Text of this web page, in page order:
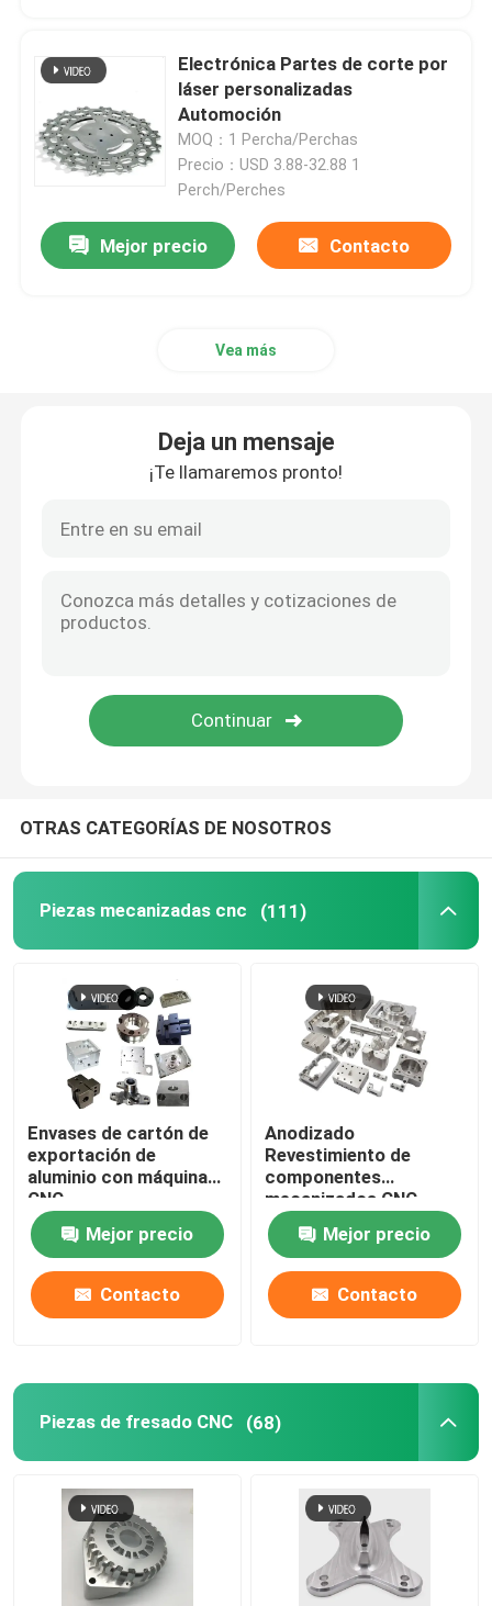
Piezas que muelen de torneado del CNC
Piezas de acero inoxidables del CNC
Piezas de cobre amarillo del CNC
Piezas del titanio del CNC
Partes impresas en 3D
Servicios de moldeo por inyección
Servicio de soldadura a medida
Electrónica Partes de corte por
láser personalizadas
Automoción
MOQ：1 Percha/Perchas
Precio：USD 3.88-32.88 1
Perch/Perches
Mejor precio Contacto
Vea más
Deja un mensaje
¡Te llamaremos pronto!
OTRAS CATEGORÍAS DE NOSOTROS
Piezas mecanizadas cnc (111)
Envases de cartón de
exportación de
aluminio con máquinas
CNC
Mejor precio
Contacto
Anodizado
Revestimiento de
componentes
mecanizados CNC
STEP formato de
dibujo Mejor precio
Contacto
Piezas de fresado CNC (68)